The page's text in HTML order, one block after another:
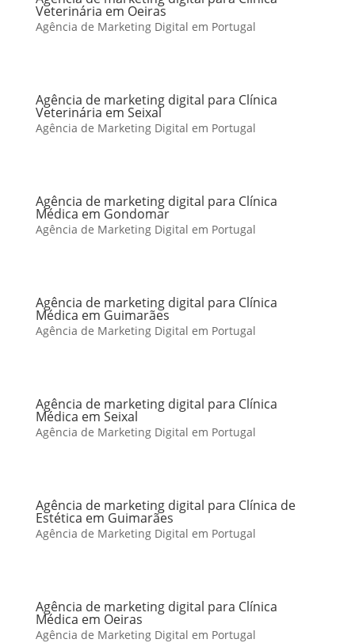
Veterinária em Oeiras
Agência de Marketing Digital em Portugal
Agência de marketing digital para Clínica
Veterinária em Seixal
Agência de Marketing Digital em Portugal
Agência de marketing digital para Clínica
Médica em Gondomar
Agência de Marketing Digital em Portugal
Agência de marketing digital para Clínica
Médica em Guimarães
Agência de Marketing Digital em Portugal
Agência de marketing digital para Clínica
Médica em Seixal
Agência de Marketing Digital em Portugal
Agência de marketing digital para Clínica de
Estética em Guimarães
Agência de Marketing Digital em Portugal
Agência de marketing digital para Clínica
Médica em Oeiras
Agência de Marketing Digital em Portugal